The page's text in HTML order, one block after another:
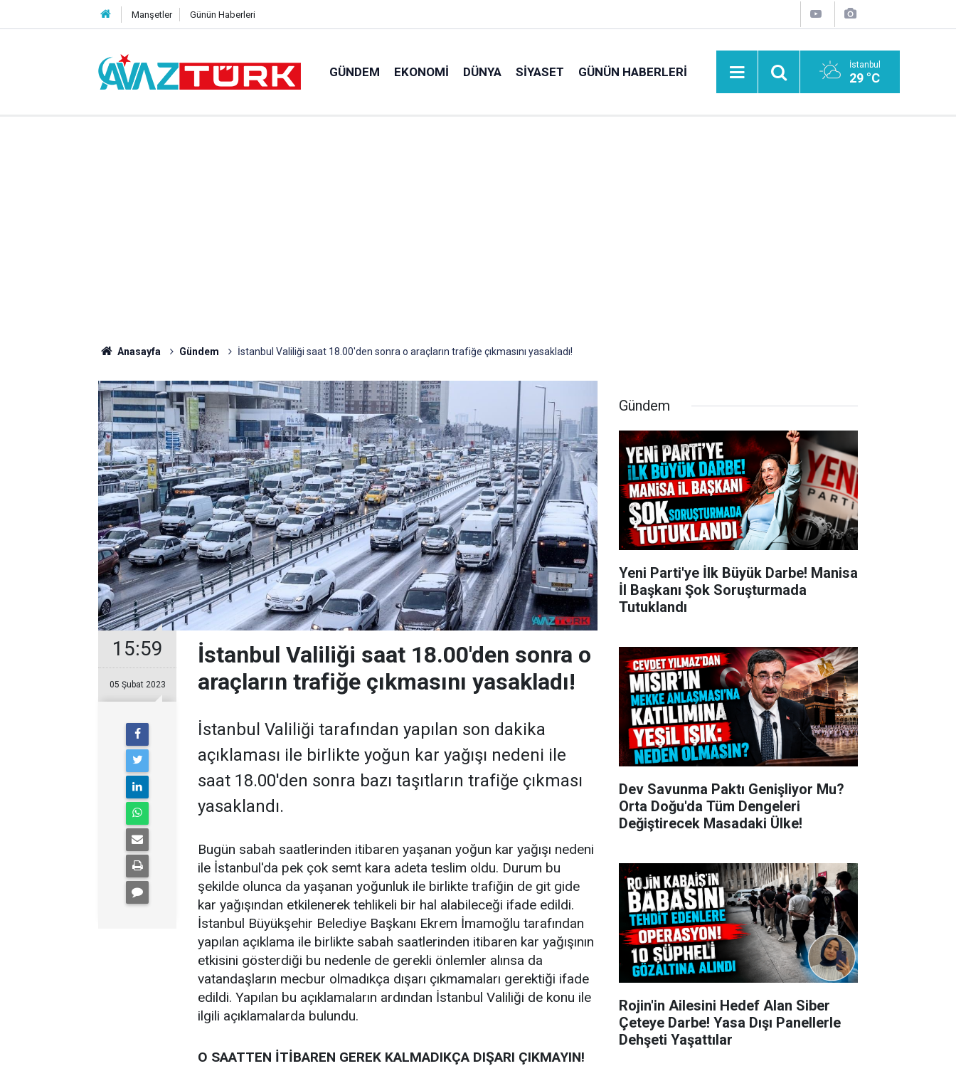
Manşetler Günün Haberleri
GÜNDEM EKONOMI DÜNYA SIYASET GÜNÜN HABERLERI İstanbul
29 °C
Anasayfa Gündem İstanbul Valiliği saat 18.00'den sonra o araçların trafiğe çıkmasını yasakladı!
15:59
05 Şubat 2023
İstanbul Valiliği saat 18.00'den sonra o
araçların trafiğe çıkmasını yasakladı!
İstanbul Valiliği tarafından yapılan son dakika
açıklaması ile birlikte yoğun kar yağışı nedeni ile
saat 18.00'den sonra bazı taşıtların trafiğe çıkması
yasaklandı.
Bugün sabah saatlerinden itibaren yaşanan yoğun kar yağışı nedeni
ile İstanbul'da pek çok semt kara adeta teslim oldu. Durum bu
şekilde olunca da yaşanan yoğunluk ile birlikte trafiğin de git gide
kar yağışından etkilenerek tehlikeli bir hal alabileceği ifade edildi.
İstanbul Büyükşehir Belediye Başkanı Ekrem İmamoğlu tarafından
yapılan açıklama ile birlikte sabah saatlerinden itibaren kar yağışının
etkisini gösterdiği bu nedenle de gerekli önlemler alınsa da
vatandaşların mecbur olmadıkça dışarı çıkmamaları gerektiği ifade
edildi. Yapılan bu açıklamaların ardından İstanbul Valiliği de konu ile
ilgili açıklamalarda bulundu.
O SAATTEN İTİBAREN GEREK KALMADIKÇA DIŞARI ÇIKMAYIN!
Gündem
Yeni Parti'ye İlk Büyük Darbe! Manisa
İl Başkanı Şok Soruşturmada
Tutuklandı
Dev Savunma Paktı Genişliyor Mu?
Orta Doğu'da Tüm Dengeleri
Değiştirecek Masadaki Ülke!
Rojin'in Ailesini Hedef Alan Siber
Çeteye Darbe! Yasa Dışı Panellerle
Dehşeti Yaşattılar